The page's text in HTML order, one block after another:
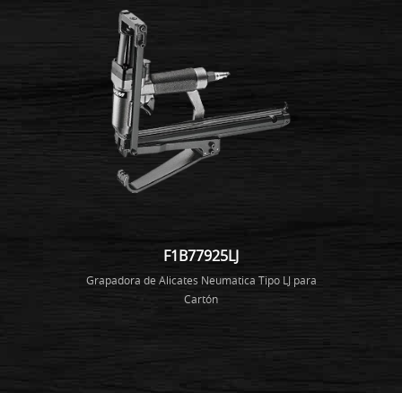
F1B77925LJ
Grapadora de Alicates Neumatica Tipo LJ para
Cartón